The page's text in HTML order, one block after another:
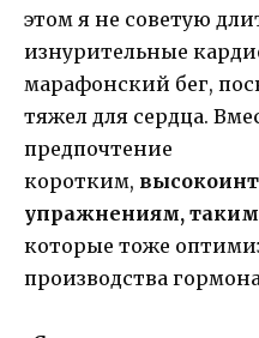
этом я не советую
изнурительные
марафонский бег,
тяжел для сердца.
предпочтение
коротким,
упражнениям,
которые тоже
производства